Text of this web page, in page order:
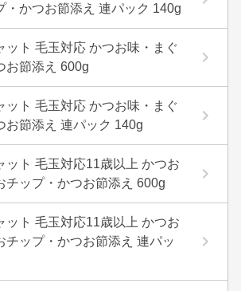
・かつお節添え 連パック 140g
ット 毛玉対応 かつお味・まぐ
お節添え 600g
ット 毛玉対応 かつお味・まぐ
お節添え 連パック 140g
ット 毛玉対応11歳以上 かつお
チップ・かつお節添え 600g
ット 毛玉対応11歳以上 かつお
チップ・かつお節添え 連パッ